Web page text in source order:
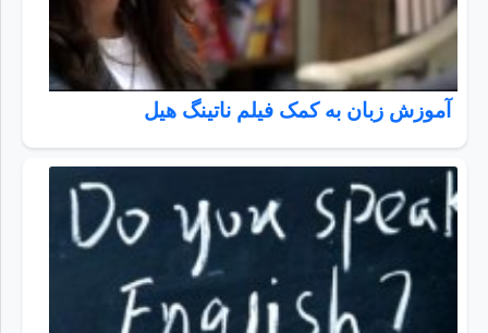
آموزش زبان به کمک فیلم ناتینگ هیل